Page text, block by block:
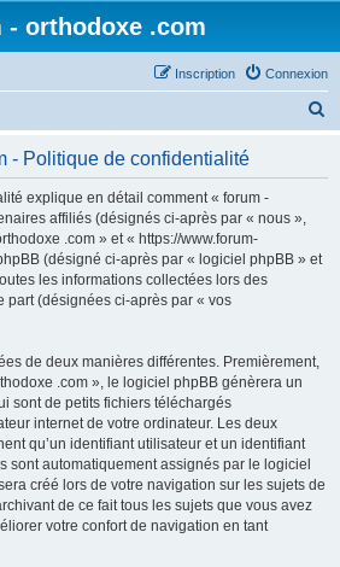
- orthodoxe .com
Connexion
Inscription
- Politique de confidentialité
explique en détail comment « forum -
affiliés (désignés ci-après par « nous »,
.com » et « https://www.forum-
(désigné ci-après par « logiciel phpBB » et
les informations collectées lors des
part (désignées ci-après par « vos
de deux manières différentes. Premièrement,
.com », le logiciel phpBB génèrera un
sont de petits fichiers téléchargés
internet de votre ordinateur. Les deux
qu’un identifiant utilisateur et un identifiant
sont automatiquement assignés par le logiciel
créé lors de votre navigation sur les sujets de
de ce fait tous les sujets que vous avez
votre confort de navigation en tant